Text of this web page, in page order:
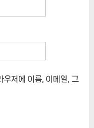
우저에 이름, 이메일, 그